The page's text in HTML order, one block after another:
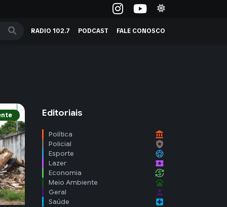
RADIO 102.7 PODCAST FALE CONOSCO
Editoriais
Política account_balance
Policial local_police
Esporte sports_soccer
Lazer local_activity
Economia currency_exchange
Meio Ambiente pets
Geral person
Saúde local_hospital